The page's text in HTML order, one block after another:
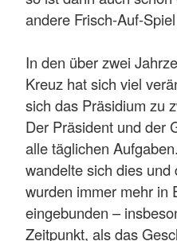
andere Frisch-Auf-
In den über zwei
Kreuz hat sich viel
sich das Präsidium zu
Der Präsident und der
alle täglichen
wandelte sich dies
wurden immer mehr in
eingebunden –
Zeitpunkt, als das